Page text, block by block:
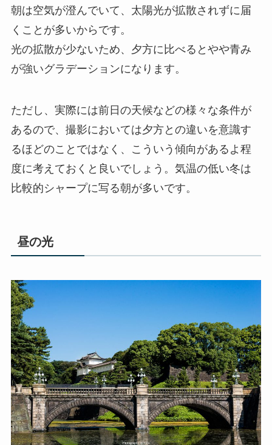
朝は空気が澄んでいて、太陽光が拡散されずに届
くことが多いからです。
光の拡散が少ないため、夕方に比べるとやや青み
が強いグラデーションになります。
ただし、実際には前日の天候などの様々な条件が
あるので、撮影においては夕方との違いを意識す
るほどのことではなく、こういう傾向があるよ程
度に考えておくと良いでしょう。気温の低い冬は
比較的シャープに写る朝が多いです。
昼の光